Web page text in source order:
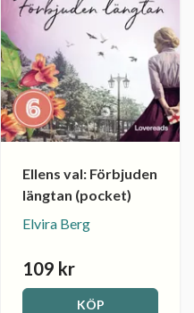
Ellens val: Förbjuden
längtan (pocket)
Elvira Berg
109 kr
KÖP